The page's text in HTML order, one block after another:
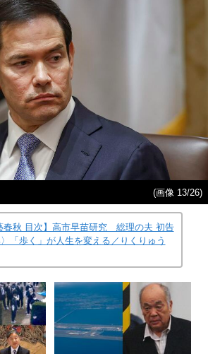
(画像 13/26)
春秋 目次】高市早苗研究 総理の夫 初告
「歩く」が人生を変える／りくりゅう